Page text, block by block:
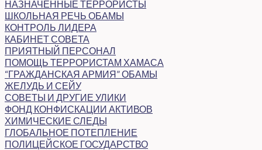
НАЗНАЧЕННЫЕ ТЕРРОРИСТЫ
ШКОЛЬНАЯ РЕЧЬ ОБАМЫ
КОНТРОЛЬ ЛИДЕРА
КАБИНЕТ СОВЕТА
ПРИЯТНЫЙ ПЕРСОНАЛ
ПОМОЩЬ ТЕРРОРИСТАМ ХАМАСА
“ГРАЖДАНСКАЯ АРМИЯ” ОБАМЫ
ЖЕЛУДЬ И СЕЙУ
СОВЕТЫ И ДРУГИЕ УЛИКИ
ФОНД КОНФИСКАЦИИ АКТИВОВ
ХИМИЧЕСКИЕ СЛЕДЫ
ГЛОБАЛЬНОЕ ПОТЕПЛЕНИЕ
ПОЛИЦЕЙСКОЕ ГОСУДАРСТВО